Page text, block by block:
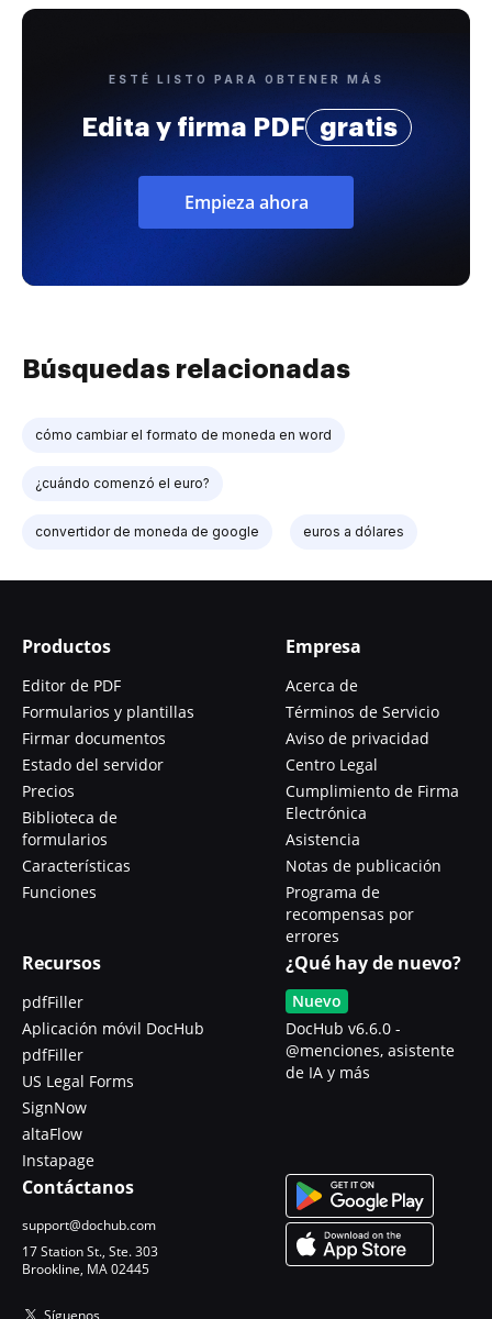
ESTÉ LISTO PARA OBTENER MÁS
Edita y firma PDF gratis
Empieza ahora
Búsquedas relacionadas
cómo cambiar el formato de moneda en word
¿cuándo comenzó el euro?
convertidor de moneda de google euros a dólares
Productos
Editor de PDF
Formularios y plantillas
Firmar documentos
Estado del servidor
Precios
Biblioteca de
formularios
Características
Funciones
Empresa
Acerca de
Términos de Servicio
Aviso de privacidad
Centro Legal
Cumplimiento de Firma
Electrónica
Asistencia
Notas de publicación
Programa de
recompensas por
errores
Recursos
pdfFiller
Aplicación móvil DocHub
pdfFiller
US Legal Forms
SignNow
altaFlow
Instapage
¿Qué hay de nuevo?
Nuevo
DocHub v6.6.0 -
@menciones, asistente
de IA y más
Contáctanos
support@dochub.com
17 Station St., Ste. 303
Brookline, MA 02445
Síguenos